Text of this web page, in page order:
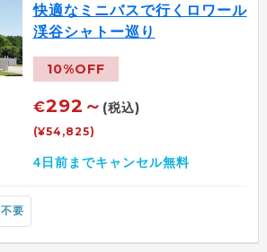
快適なミニバスで行くロワール
渓谷シャトー巡り
10%OFF
€292～ (税込)
(¥54,825)
4日前までキャンセル無料
不要